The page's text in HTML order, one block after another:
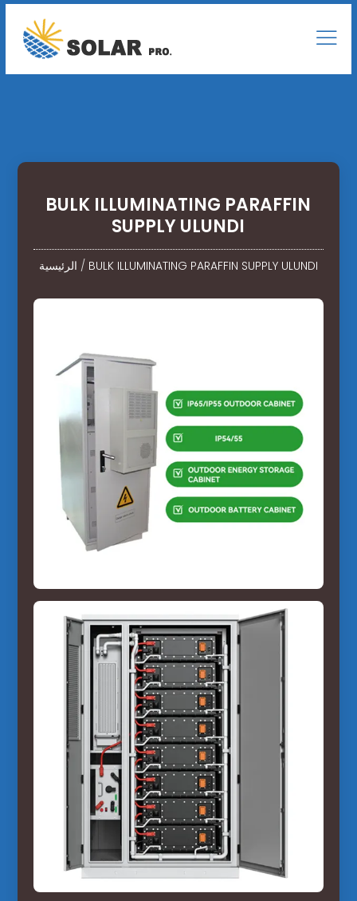
BULK ILLUMINATING PARAFFIN
SUPPLY ULUNDI
الرئيسية / BULK ILLUMINATING PARAFFIN SUPPLY ULUNDI